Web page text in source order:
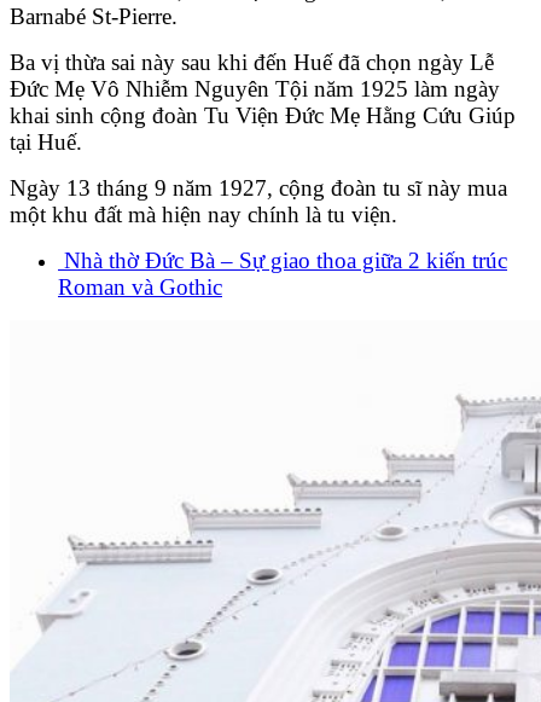
Barnabé St-Pierre.
Ba vị thừa sai này sau khi đến Huế đã chọn ngày Lễ
Đức Mẹ Vô Nhiễm Nguyên Tội năm 1925 làm ngày
khai sinh cộng đoàn Tu Viện Đức Mẹ Hằng Cứu Giúp
tại Huế.
Ngày 13 tháng 9 năm 1927, cộng đoàn tu sĩ này mua
một khu đất mà hiện nay chính là tu viện.
Nhà thờ Đức Bà – Sự giao thoa giữa 2 kiến trúc
Roman và Gothic